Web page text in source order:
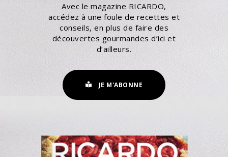
Avec le magazine RICARDO,
accédez à une foule de recettes et
conseils, en plus de faire des
découvertes gourmandes d’ici et
d’ailleurs.
JE M'ABONNE